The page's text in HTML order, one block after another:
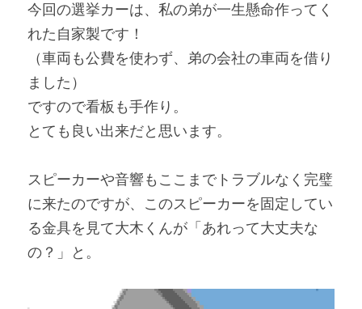
今回の選挙カーは、私の弟が一生懸命作ってく
れた自家製です！
（車両も公費を使わず、弟の会社の車両を借り
ました）
ですので看板も手作り。
とても良い出来だと思います。
スピーカーや音響もここまでトラブルなく完璧
に来たのですが、このスピーカーを固定してい
る金具を見て大木くんが「あれって大丈夫な
の？」と。